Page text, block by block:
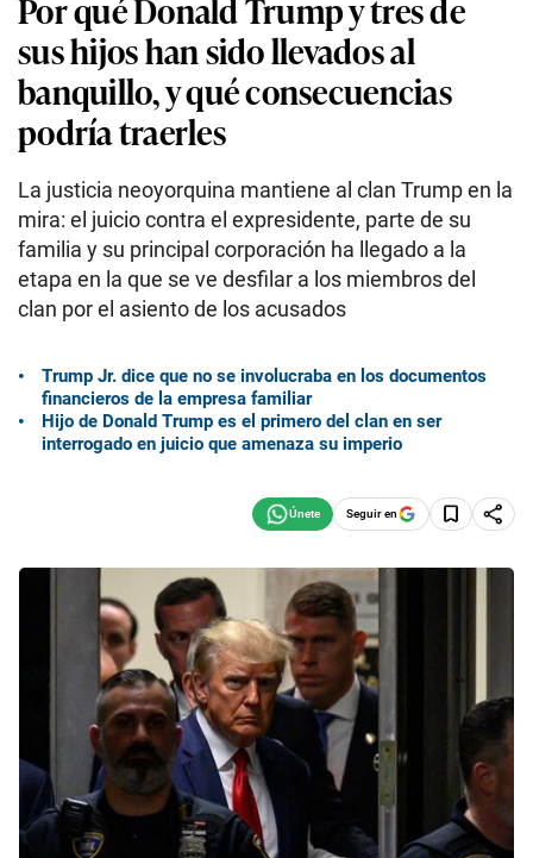
sus hijos han sido llevados al
banquillo, y qué consecuencias
podría traerles
La justicia neoyorquina mantiene al clan Trump en la
mira: el juicio contra el expresidente, parte de su
familia y su principal corporación ha llegado a la
etapa en la que se ve desfilar a los miembros del
clan por el asiento de los acusados
Trump Jr. dice que no se involucraba en los documentos
financieros de la empresa familiar
Hijo de Donald Trump es el primero del clan en ser
interrogado en juicio que amenaza su imperio
Seguir en